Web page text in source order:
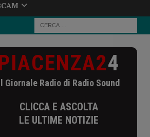
4
Giornale Radio di Radio Sound
CLICCA E ASCOLTA
LE ULTIME NOTIZIE